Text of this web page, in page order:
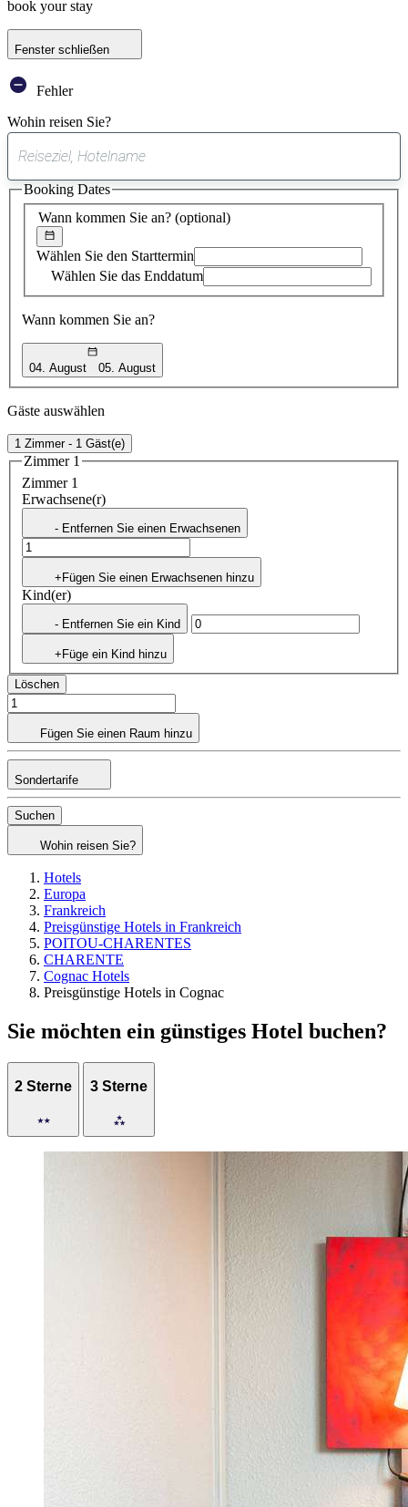
book your stay
Fenster schließen
Fehler
Wohin reisen Sie?
gefundener
Vorschlag
Wann kommen Sie an? (optional)
Wählen Sie den Starttermin
Wählen Sie das Enddatum
Wann kommen Sie an?
04. August 05. August
Booking Dates
Gäste auswählen
1 Zimmer - 1 Gäst(e)
Zimmer 1
Zimmer 1
Erwachsene(r)
- Entfernen Sie einen Erwachsenen
+Fügen Sie einen Erwachsenen hinzu
Kind(er)
- Entfernen Sie ein Kind
+Füge ein Kind hinzu
Löschen
Fügen Sie einen Raum hinzu
Sondertarife
Suchen
Wohin reisen Sie?
Hotels
Europa
Frankreich
Preisgünstige Hotels in Frankreich
POITOU-CHARENTES
CHARENTE
Cognac Hotels
Preisgünstige Hotels in Cognac
Sie möchten ein günstiges Hotel buchen?
2 Sterne 3 Sterne